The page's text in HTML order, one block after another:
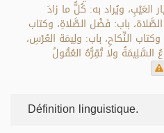
العَيْبِ، ويُراد به: كُلُّ ما زادَ
باب: فَضْل الصَّلاةِ، وكتاب
النِّكاحِ، باب: ولِيمَة العُرْسِ،
السَّلِيمَةُ ولا تُقِرُّهُ العُقُولُ
Définition linguistique.